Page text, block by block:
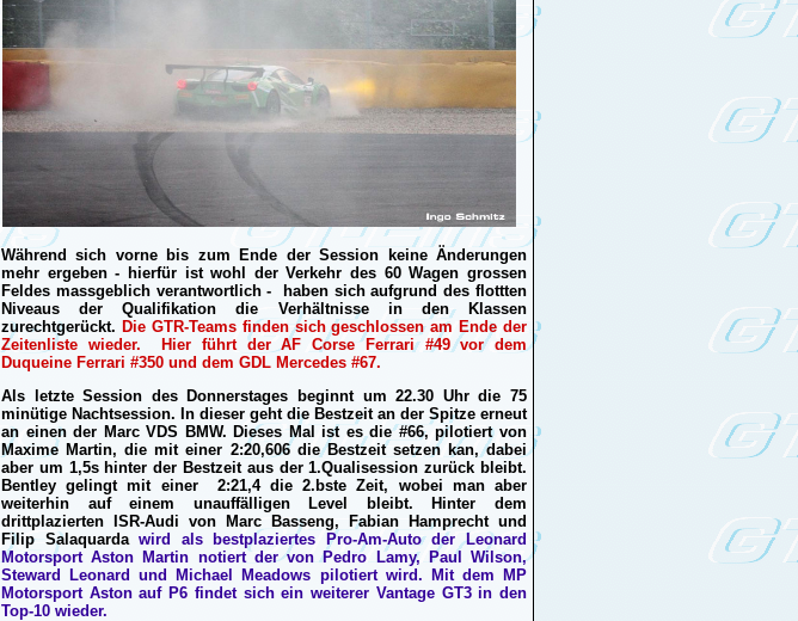
Während sich vorne bis zum Ende der Session keine Änderungen
mehr ergeben - hierfür ist wohl der Verkehr des 60 Wagen grossen
Feldes massgeblich verantwortlich - haben sich aufgrund des flottten
Niveaus der Qualifikation die Verhältnisse in den Klassen
zurechtgerückt. Die GTR-Teams finden sich geschlossen am Ende der
Zeitenliste wieder. Hier führt der AF Corse Ferrari #49 vor dem
Duqueine Ferrari #350 und dem GDL Mercedes #67.
Als letzte Session des Donnerstages beginnt um 22.30 Uhr die 75
minütige Nachtsession. In dieser geht die Bestzeit an der Spitze erneut
an einen der Marc VDS BMW. Dieses Mal ist es die #66, pilotiert von
Maxime Martin, die mit einer 2:20,606 die Bestzeit setzen kan, dabei
aber um 1,5s hinter der Bestzeit aus der 1.Qualisession zurück bleibt.
Bentley gelingt mit einer 2:21,4 die 2.bste Zeit, wobei man aber
weiterhin auf einem unauffälligen Level bleibt. Hinter dem
drittplazierten ISR-Audi von Marc Basseng, Fabian Hamprecht und
Filip Salaquardawird als bestplaziertes Pro-Am-Auto der Leonard
Motorsport Aston Martin notiert der von Pedro Lamy, Paul Wilson,
Steward Leonard und Michael Meadows pilotiert wird. Mit dem MP
Motorsport Aston auf P6 findet sich ein weiterer Vantage GT3 in den
Top-10 wieder.